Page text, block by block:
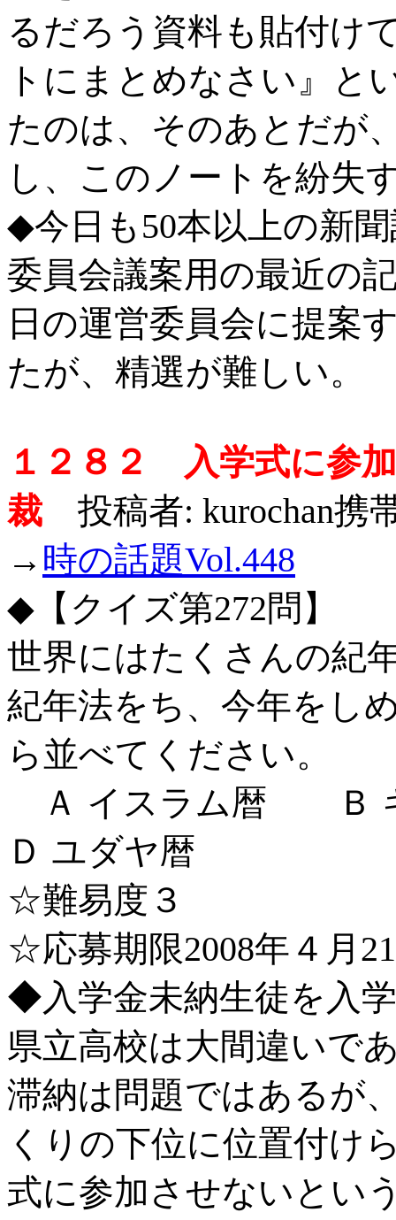
るだろう資料も貼付け
トにまとめなさい』と
たのは、そのあとだが
し、このノートを紛失
◆今日も50本以上の新
委員会議案用の最近の
日の運営委員会に提案
たが、精選が難しい。
１２８２ 入学式に参
裁 投稿者: kurochan
→ 時の話題Vol.448
◆【クイズ第272問】
世界にはたくさんの紀
紀年法をち、今年をし
ら並べてください。
Ａ イスラム暦
Ｄ ユダヤ暦
☆難易度３
☆応募期限2008年４月
◆入学金未納生徒を入
県立高校は大間違いで
滞納は問題ではあるが
くりの下位に位置付け
式に参加させないとい